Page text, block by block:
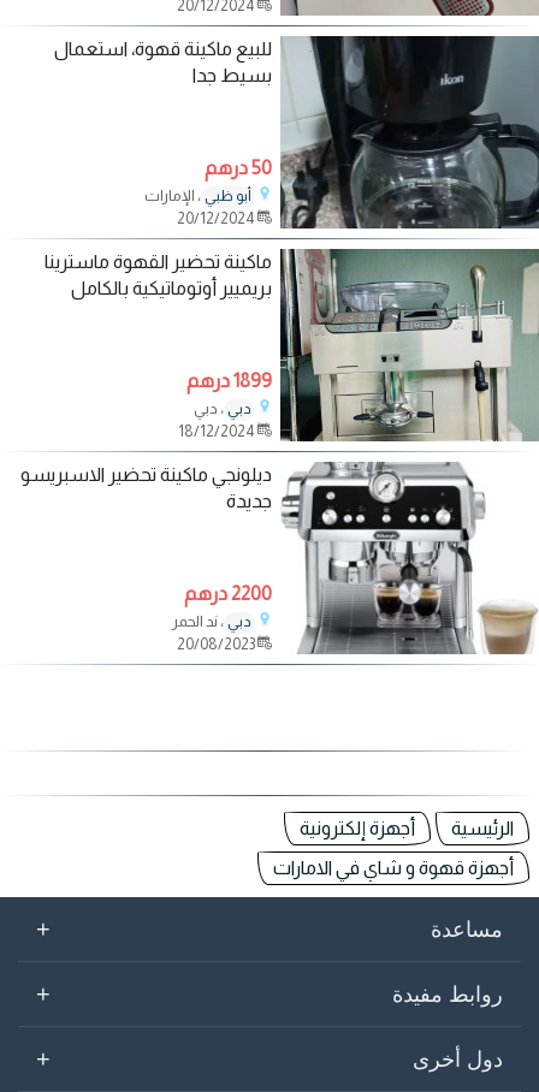
للبيع ماكينة قهوة، استعمال
بسيط جدا
50 درهم
أبو ظبي ، الإمارات
ماكينة تحضير القهوة ماسترينا
بريميير أوتوماتيكية بالكامل
1899 درهم
دبي ، دبي
ديلونجي ماكينة تحضير الاسبريسو
جديدة
2200 درهم
دبي ، ند الحمر
20/08/2023
الرئيسية
أجهزة إلكترونية
أجهزة قهوة و شاي في الامارات
مساعدة +
روابط مفيدة +
دول أخرى +